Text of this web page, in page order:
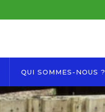
QUI SOMMES-NOUS ?